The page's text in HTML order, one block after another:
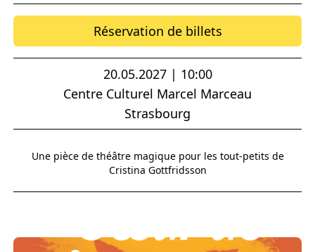
Réservation de billets
20.05.2027 | 10:00
Centre Culturel Marcel Marceau
Strasbourg
Une pièce de théâtre magique pour les tout-petits de
Cristina Gottfridsson